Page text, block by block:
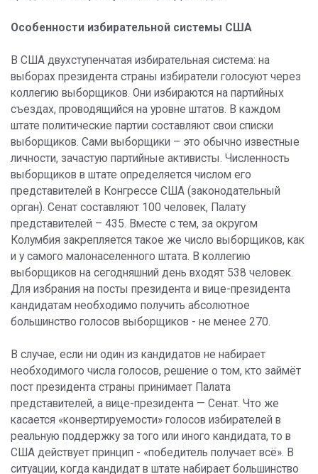
Особенности избирательной системы США
В США двухступенчатая избирательная система: на
выборах президента страны избиратели голосуют через
коллегию выборщиков. Они избираются на партийных
съездах, проводящийся на уровне штатов. В каждом
штате политические партии составляют свои списки
выборщиков. Сами выборщики – это обычно известные
личности, зачастую партийные активисты. Численность
выборщиков в штате определяется числом его
представителей в Конгрессе США (законодательный
орган). Сенат составляют 100 человек, Палату
представителей – 435. Вместе с тем, за округом
Колумбия закрепляется такое же число выборщиков, как
и у самого малонаселенного штата. В коллегию
выборщиков на сегодняшний день входят 538 человек.
Для избрания на посты президента и вице-президента
кандидатам необходимо получить абсолютное
большинство голосов выборщиков - не менее 270.
В случае, если ни один из кандидатов не набирает
необходимого числа голосов, решение о том, кто займёт
пост президента страны принимает Палата
представителей, а вице-президента — Сенат. Что же
касается «конвертируемости» голосов избирателей в
реальную поддержку за того или иного кандидата, то в
США действует принцип - «победитель получает всё». В
ситуации, когда кандидат в штате набирает большинство